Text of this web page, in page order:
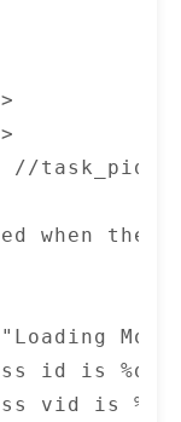
//
when the
id is
vid is